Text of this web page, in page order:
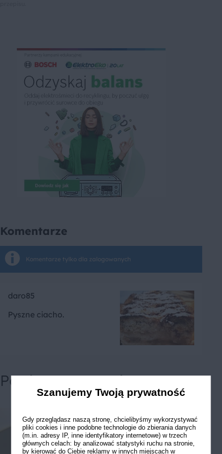
Komentarze
Komentarze tylko dla zalogowanych
daro85
Pyszne ciacho.
Powiązane przepisy
Szanujemy Twoją prywatność
Gdy przeglądasz naszą stronę, chcielibyśmy wykorzystywać
pliki cookies i inne podobne technologie do zbierania danych
(m.in. adresy IP, inne identyfikatory internetowe) w trzech
głównych celach: by analizować statystyki ruchu na stronie,
by kierować do Ciebie reklamy w innych miejscach w